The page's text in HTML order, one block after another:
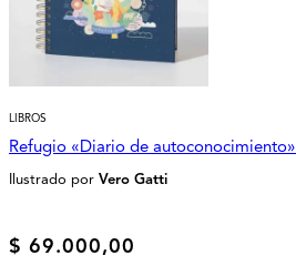
LIBROS
Refugio «Diario de autoconocimiento»
Ilustrado por Vero Gatti
$ 69.000,00